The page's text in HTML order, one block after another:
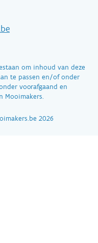
om inhoud van deze
te passen en/of onder
voorafgaand en
Mooimakers.
2026